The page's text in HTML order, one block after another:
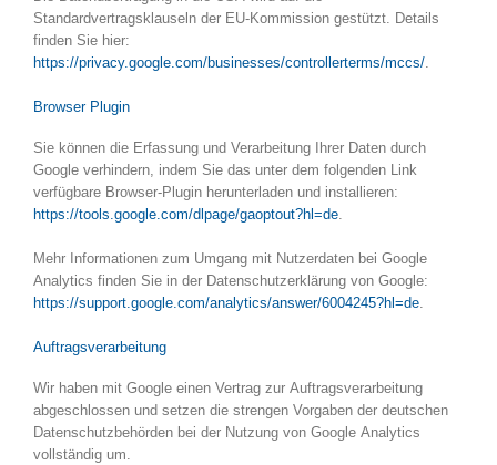
Standardvertragsklauseln der EU-Kommission gestützt. Details
finden Sie hier:
https://privacy.google.com/businesses/controllerterms/mccs/
Browser Plugin
Sie können die Erfassung und Verarbeitung Ihrer Daten durch
Google verhindern, indem Sie das unter dem folgenden Link
verfügbare Browser-Plugin herunterladen und installieren:
https://tools.google.com/dlpage/gaoptout?hl=de
Mehr Informationen zum Umgang mit Nutzerdaten bei Google
Analytics finden Sie in der Datenschutzerklärung von Google:
https://support.google.com/analytics/answer/6004245?hl=de
Auftragsverarbeitung
Wir haben mit Google einen Vertrag zur Auftragsverarbeitung
abgeschlossen und setzen die strengen Vorgaben der deutschen
Datenschutzbehörden bei der Nutzung von Google Analytics
vollständig um.